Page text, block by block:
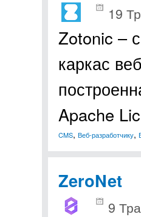
19
Zotonic –
каркас
Apache
CMS, Веб-разработчику,
ZeroNet
9